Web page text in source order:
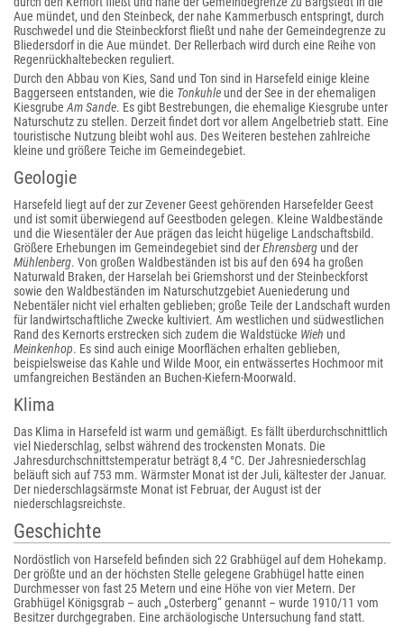
Aue mündet, und den Steinbeck, der nahe Kammerbusch entspringt, durch
Ruschwedel und die Steinbeckforst fließt und nahe der Gemeindegrenze zu
Bliedersdorf in die Aue mündet. Der Rellerbach wird durch eine Reihe von
Regenrückhaltebecken reguliert.
Durch den Abbau von Kies, Sand und Ton sind in Harsefeld einige kleine
Baggerseen entstanden, wie die Tonkuhle und der See in der ehemaligen
Kiesgrube Am Sande. Es gibt Bestrebungen, die ehemalige Kiesgrube unter
Naturschutz zu stellen. Derzeit findet dort vor allem Angelbetrieb statt. Eine
touristische Nutzung bleibt wohl aus. Des Weiteren bestehen zahlreiche
kleine und größere Teiche im Gemeindegebiet.
Geologie
Harsefeld liegt auf der zur Zevener Geest gehörenden Harsefelder Geest
und ist somit überwiegend auf Geestboden gelegen. Kleine Waldbestände
und die Wiesentäler der Aue prägen das leicht hügelige Landschaftsbild.
Größere Erhebungen im Gemeindegebiet sind derEhrensberg und der
Mühlenberg. Von großen Waldbeständen ist bis auf den 694 ha großen
Naturwald Braken, der Harselah bei Griemshorst und der Steinbeckforst
sowie den Waldbeständen im Naturschutzgebiet Aueniederung und
Nebentäler nicht viel erhalten geblieben; große Teile der Landschaft wurden
für landwirtschaftliche Zwecke kultiviert. Am westlichen und südwestlichen
Rand des Kernorts erstrecken sich zudem die Waldstücke Wieh und
Meinkenhop. Es sind auch einige Moorflächen erhalten geblieben,
beispielsweise das Kahle und Wilde Moor, ein entwässertes Hochmoor mit
umfangreichen Beständen an Buchen-Kiefern-Moorwald.
Klima
Das Klima in Harsefeld ist warm und gemäßigt. Es fällt überdurchschnittlich
viel Niederschlag, selbst während des trockensten Monats. Die
Jahresdurchschnittstemperatur beträgt 8,4 °C. Der Jahresniederschlag
beläuft sich auf 753 mm. Wärmster Monat ist der Juli, kältester der Januar.
Der niederschlagsärmste Monat ist Februar, der August ist der
niederschlagsreichste.
Geschichte
Nordöstlich von Harsefeld befinden sich 22 Grabhügel auf dem Hohekamp.
Der größte und an der höchsten Stelle gelegene Grabhügel hatte einen
Durchmesser von fast 25 Metern und eine Höhe von vier Metern. Der
Grabhügel Königsgrab – auch „Osterberg“ genannt – wurde 1910/11 vom
Besitzer durchgegraben. Eine archäologische Untersuchung fand statt.